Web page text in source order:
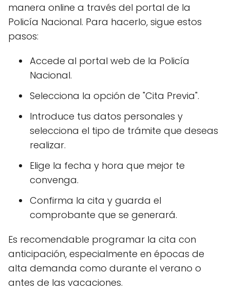
manera online a través del portal de la
Policía Nacional. Para hacerlo, sigue estos
pasos:
Accede al portal web de la Policía
Nacional.
Selecciona la opción de "Cita Previa".
Introduce tus datos personales y
selecciona el tipo de trámite que deseas
realizar.
Elige la fecha y hora que mejor te
convenga.
Confirma la cita y guarda el
comprobante que se generará.
Es recomendable programar la cita con
anticipación, especialmente en épocas de
alta demanda como durante el verano o
antes de las vacaciones.